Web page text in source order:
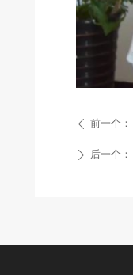
ꄴ 前一个：
ꄲ 后一个：